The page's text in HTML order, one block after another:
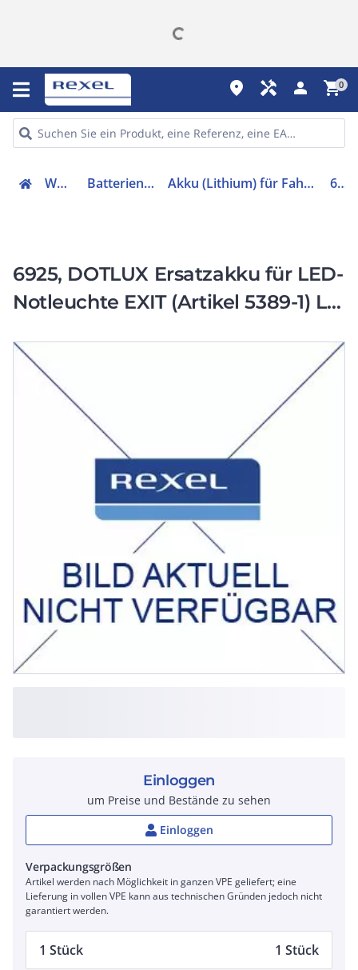
place handyman person shopping_cart0
Werkzeuge Batterien & Ladegeräte Akku (Lithium) für Fahrzeuge und Anwendungen 6925
6925, DOTLUX Ersatzakku für LED-
Notleuchte EXIT (Artikel 5389-1) Li-
Einloggen
um Preise und Bestände zu sehen
Einloggen
Verpackungsgrößen
Artikel werden nach Möglichkeit in ganzen VPE geliefert; eine
Lieferung in vollen VPE kann aus technischen Gründen jedoch nicht
garantiert werden.
1 Stück 1 Stück